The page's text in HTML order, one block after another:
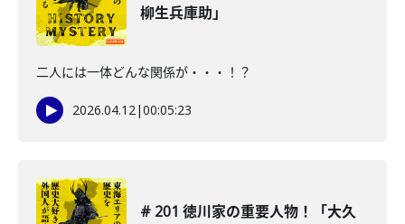
柳生兵庫助」
二人には一体どんな関係が・・・！？
2026.04.12|00:05:23
# 201 徳川家の重要人物！「大久